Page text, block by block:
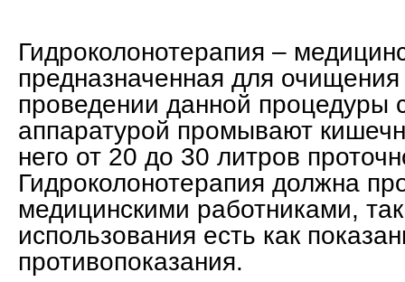
Гидроколонотерапия –
предназначенная для
проведении данной процедуры
аппаратурой промывают
него от 20 до 30 литров
Гидроколонотерапия должна
медицинскими работниками,
использования есть как
противопоказания.